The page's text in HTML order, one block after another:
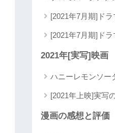
[2021年7月期]ド
[2021年7月期]ド
2021年[実写]映画
ハニーレモンソー
[2021年上映]実写
漫画の感想と評価